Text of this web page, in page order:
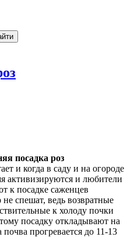
посадка роз
и когда в саду и на огороде
активизируются и любители
к посадке саженцев
спешат, ведь возвратные
к холоду почки
посадку откладывают на
прогревается до 11-13